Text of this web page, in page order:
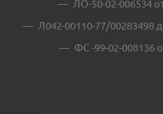
ЛО-50-02-006534
Л042-00110-77/00283498
ФС -99-02-008136